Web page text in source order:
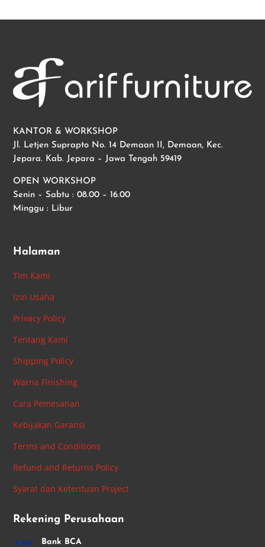
KANTOR & WORKSHOP
Jl. Letjen Suprapto No. 14 Demaan II, Demaan, Kec.
Jepara. Kab. Jepara – Jawa Tengah 59419
OPEN WORKSHOP
Senin – Sabtu : 08.00 – 16.00
Minggu : Libur
Halaman
Tim Kami
Izin Usaha
Privacy Policy
Tentang Kami
Shipping Policy
Warna Finishing
Cara Pemesanan
Kebijakan Garansi
Terms and Conditions
Refund and Returns Policy
Syarat dan Ketentuan Project
Rekening Perusahaan
Bank BCA